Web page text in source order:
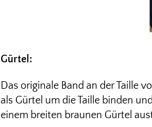
Gürtel:
Das originale Band an der Taille
als Gürtel um die Taille binden
einem breiten braunen Gürtel